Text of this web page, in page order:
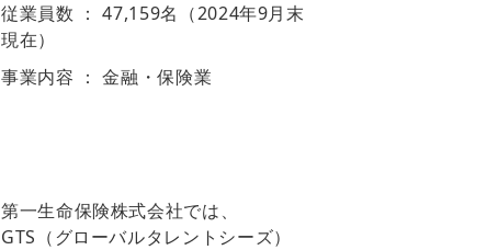
従業員数 ： 47,159名（2024年9月末
現在）
事業内容 ： 金融・保険業
第一生命保険株式会社では、
GTS（グローバルタレントシーズ）